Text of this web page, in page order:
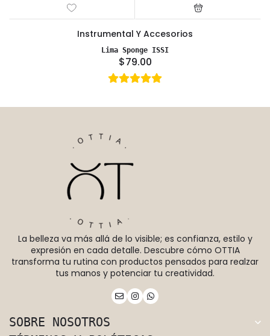
Instrumental Y Accesorios
Lima Sponge ISSI
$79.00
La belleza va más allá de lo visible; es confianza, estilo y
expresión en cada detalle. Descubre cómo OTTIA
transforma tu rutina con productos pensados para realzar
tus manos y potenciar tu creatividad.
SOBRE NOSOTROS